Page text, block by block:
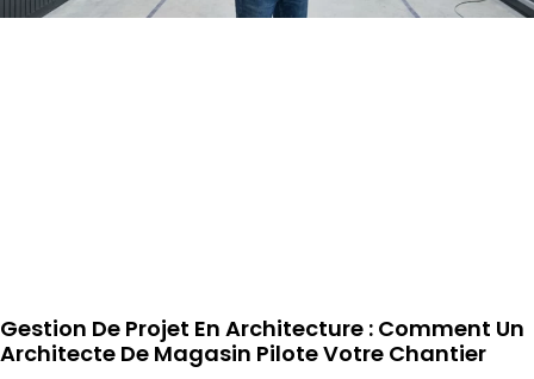
Gestion De Projet En Architecture : Comment Un
Architecte De Magasin Pilote Votre Chantier